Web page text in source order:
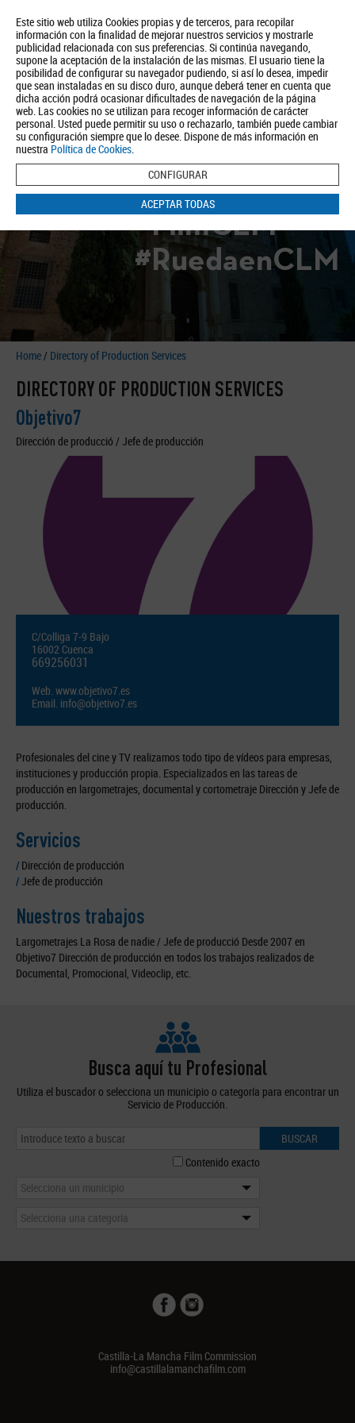
Este sitio web utiliza Cookies propias y de terceros, para recopilar
información con la finalidad de mejorar nuestros servicios y mostrarle
publicidad relacionada con sus preferencias. Si continúa navegando,
supone la aceptación de la instalación de las mismas. El usuario tiene la
posibilidad de configurar su navegador pudiendo, si así lo desea, impedir
que sean instaladas en su disco duro, aunque deberá tener en cuenta que
dicha acción podrá ocasionar dificultades de navegación de la página
web. Las cookies no se utilizan para recoger información de carácter
personal. Usted puede permitir su uso o rechazarlo, también puede cambiar
su configuración siempre que lo desee. Dispone de más información en
nuestra Política de Cookies.
CONFIGURAR
ACEPTAR TODAS
About us Tourism Política de Privacidad Aviso Legal Política de Cookies
BUSCAR
#FilmCLM
#RuedaenCLM
Home/ Directory of Production Services
DIRECTORY OF PRODUCTION SERVICES
Objetivo7
Dirección de producció / Jefe de producción
C/Colliga 7-9 Bajo
16002 Cuenca
669256031
Web.www.objetivo7.es
Email. info@objetivo7.es
Profesionales del cine y TV realizamos todo tipo de vídeos para empresas,
instituciones y producción propia. Especializados en las tareas de
producción en largometrajes, documental y cortometraje Dirección y Jefe de
producción.
Servicios
/ Dirección de producción
/ Jefe de producción
Nuestros trabajos
Largometrajes La Rosa de nadie / Jefe de producció Desde 2007 en
Objetivo7 Dirección de producción en todos los trabajos realizados de
Documental, Promocional, Videoclip, etc.
Busca aquí tu Profesional
Utiliza el buscador o selecciona un municipio o categoría para encontrar un
Servicio de Producción.
BUSCAR
Contenido exacto
Selecciona un municipio
Selecciona una categoría
Castilla-La Mancha Film Commission
info@castillalamanchafilm.com